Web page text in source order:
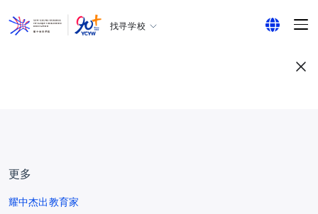
找寻学校
更多
耀中杰出教育家